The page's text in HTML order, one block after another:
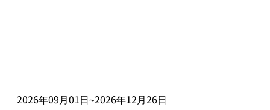
2026年09月01日~2026年12月26日